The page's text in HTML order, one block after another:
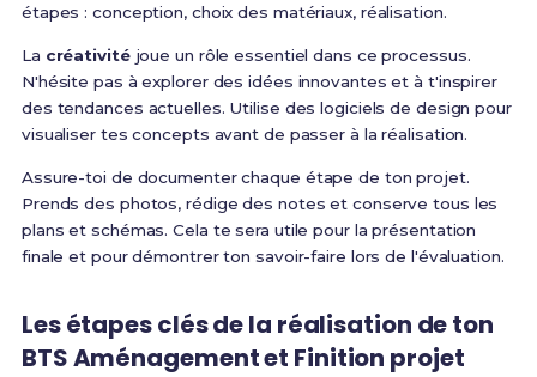
étapes : conception, choix des matériaux, réalisation.
La créativitéjoue un rôle essentiel dans ce processus.
N'hésite pas à explorer des idées innovantes et à t'inspirer
des tendances actuelles. Utilise des logiciels de design pour
visualiser tes concepts avant de passer à la réalisation.
Assure-toi de documenter chaque étape de ton projet.
Prends des photos, rédige des notes et conserve tous les
plans et schémas. Cela te sera utile pour la présentation
finale et pour démontrer ton savoir-faire lors de l'évaluation.
Les étapes clés de la réalisation de ton
BTS Aménagement et Finition projet